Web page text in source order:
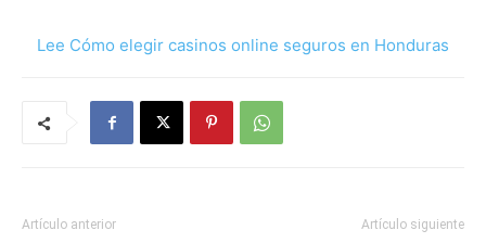
Lee Cómo elegir casinos online seguros en Honduras
Artículo anterior Artículo siguiente